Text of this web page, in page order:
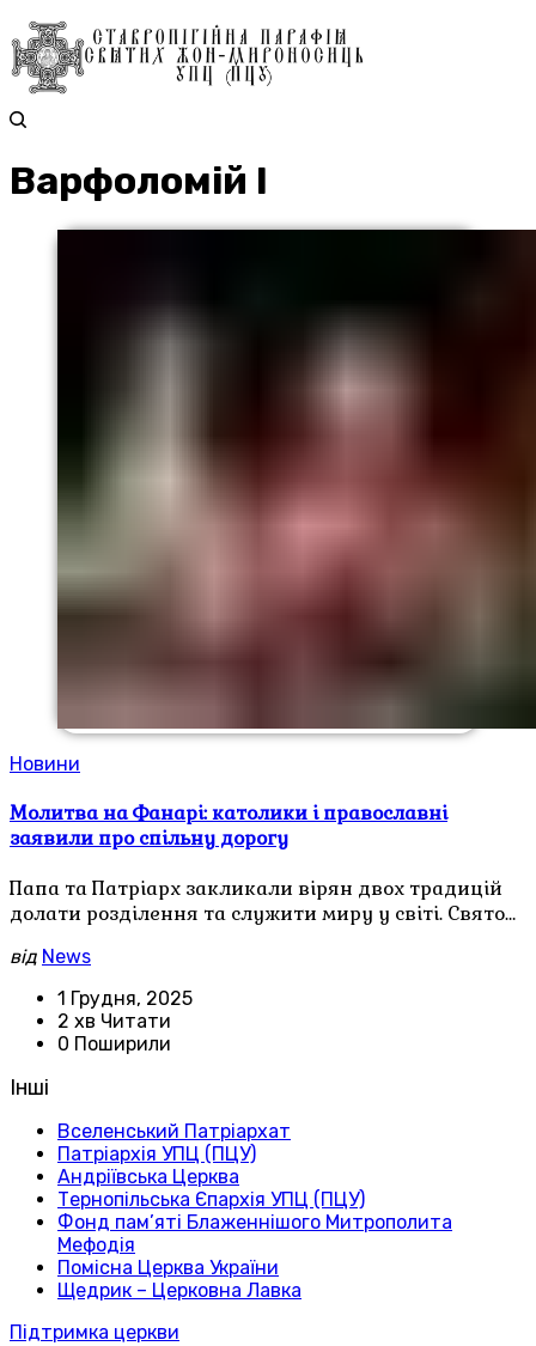
Варфоломій I
Новини
Молитва на Фанарі: католики і православні
заявили про спільну дорогу
Папа та Патріарх закликали вірян двох традицій
долати розділення та служити миру у світі. Свято…
від News
1 Грудня, 2025
2 хв Читати
0 Поширили
Інші
Вселенський Патріархат
Патріархія УПЦ (ПЦУ)
Андріївська Церква
Тернопільська Єпархія УПЦ (ПЦУ)
Фонд пам’яті Блаженнішого Митрополита
Мефодія
Помісна Церква України
Щедрик – Церковна Лавка
Підтримка церкви